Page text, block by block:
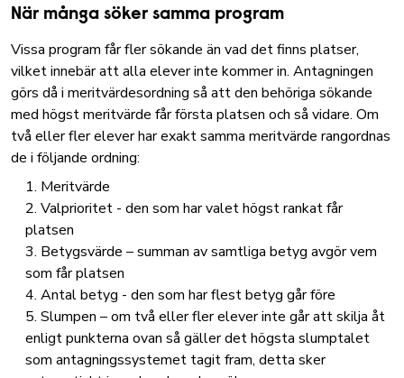
När många söker samma program
Vissa program får fler sökande än vad det finns platser,
vilket innebär att alla elever inte kommer in. Antagningen
görs då i meritvärdesordning så att den behöriga sökande
med högst meritvärde får första platsen och så vidare. Om
två eller fler elever har exakt samma meritvärde rangordnas
de i följande ordning:
Meritvärde
Valprioritet - den som har valet högst rankat får
platsen
Betygsvärde – summan av samtliga betyg avgör vem
som får platsen
Antal betyg - den som har flest betyg går före
Slumpen – om två eller fler elever inte går att skilja åt
enligt punkterna ovan så gäller det högsta slumptalet
som antagningssystemet tagit fram, detta sker